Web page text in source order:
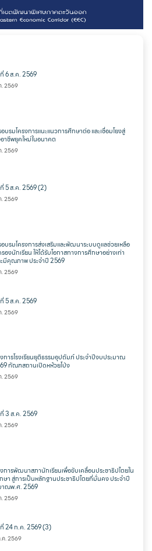
6 ส.ค. 2569
. 2569
บรมโครงการแนะแนวการศึกษาต่อ และเชื่อมโยงสู่
าชีพยุคใหม่ในอนาคต
. 2569
5 ส.ค. 2569 (2)
. 2569
บรมโครงการส่งเสริมและพัฒนาระบบดูแลช่วยเหลือ
องนักเรียน ให้ได้รับโอกาสทางการศึกษาอย่างเท่า
ะมีคุณภาพ ประจำปี 2569
. 2569
5 ส.ค. 2569
. 2569
การโรงเรียนยุติธรรมอุปถัมภ์ ประจำปีงบประมาณ
ทัณฑสถานเปิดหห้วยโป่ง
. 2569
3 ส.ค. 2569
. 2569
การพัฒนาสภานักเรียนเพื่อขับเคลื่อนประชาธิปไตยใน
า สู่การเป็นหลักฐานประชาธิปไตยที่มั่นคง ประจำปี
าณพ.ศ. 2569
. 2569
24 ก.ค. 2569 (3)
ค. 2569